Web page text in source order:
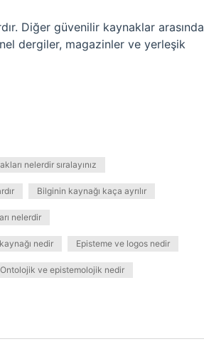
Diğer güvenilir kaynaklar arasında
dergiler, magazinler ve yerleşik
nelerdir sıralayınız
Bilginin kaynağı kaça ayrılır
nelerdir
nedir Episteme ve logos nedir
Ontolojik ve epistemolojik nedir